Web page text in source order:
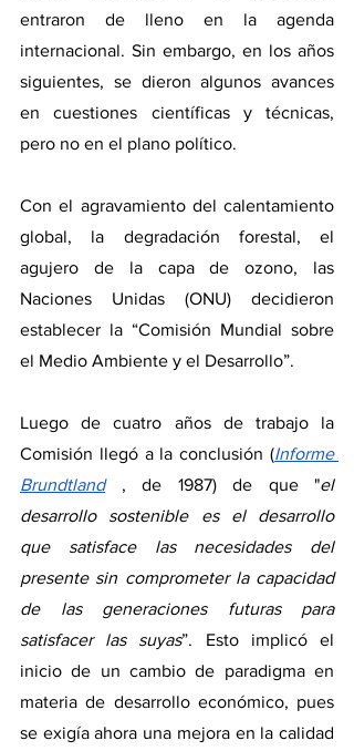
entraron de lleno en la agenda
internacional. Sin embargo, en los años
siguientes, se dieron algunos avances
en cuestiones científicas y técnicas,
pero no en el plano político.
Con el agravamiento del calentamiento
global, la degradación forestal, el
agujero de la capa de ozono, las
Naciones Unidas (ONU) decidieron
establecer la “Comisión Mundial sobre
el Medio Ambiente y el Desarrollo”.
Luego de cuatro años de trabajo la
Comisión llegó a la conclusión (Informe
Brundtland
, de 1987) de que "el
desarrollo sostenible es el desarrollo
que satisface las necesidades del
presente sin comprometer la capacidad
de las generaciones futuras para
satisfacer las suyas”. Esto implicó el
inicio de un cambio de paradigma en
materia de desarrollo económico, pues
se exigía ahora una mejora en la calidad